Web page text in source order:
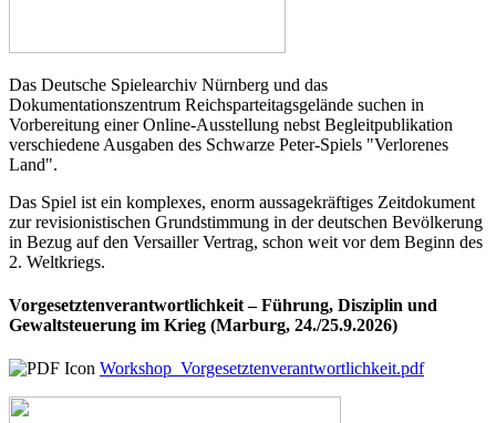
Das Deutsche Spielearchiv Nürnberg und das
Dokumentationszentrum Reichsparteitagsgelände suchen in
Vorbereitung einer Online-Ausstellung nebst Begleitpublikation
verschiedene Ausgaben des Schwarze Peter-Spiels "Verlorenes
Land".
Das Spiel ist ein komplexes, enorm aussagekräftiges Zeitdokument
zur revisionistischen Grundstimmung in der deutschen Bevölkerung
in Bezug auf den Versailler Vertrag, schon weit vor dem Beginn des
2. Weltkriegs.
Vorgesetztenverantwortlichkeit – Führung, Disziplin und
Gewaltsteuerung im Krieg (Marburg, 24./25.9.2026)
Workshop_Vorgesetztenverantwortlichkeit.pdf